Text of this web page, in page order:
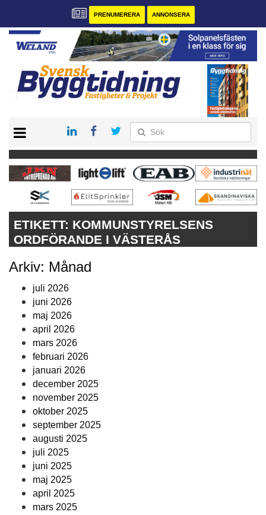
PRENUMERERA ANNONSERA
PRENUMERERA
VÅRA ANDRA MAGASIN
ANNONSERA
ETIKETT: KOMMUNSTYRELSENS
ORDFÖRANDE I VÄSTERÅS
Arkiv: Månad
juli 2026
juni 2026
maj 2026
april 2026
mars 2026
februari 2026
januari 2026
december 2025
november 2025
oktober 2025
september 2025
augusti 2025
juli 2025
juni 2025
maj 2025
april 2025
mars 2025